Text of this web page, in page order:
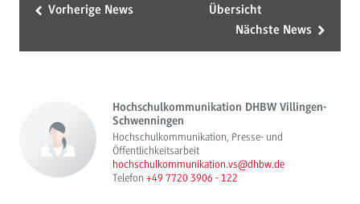
Vorherige News
Übersicht
Nächste News
Hochschulkommunikation DHBW Villingen-
Schwenningen
Hochschulkommunikation, Presse- und
Öffentlichkeitsarbeit
hochschulkommunikation.vs@dhbw.de
Telefon+49 7720 3906 - 122